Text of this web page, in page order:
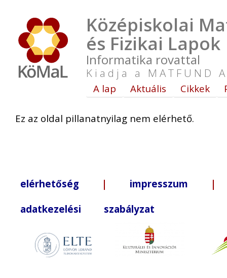
Középiskolai
és Fizikai Lapok
Informatika rovattal
Kiadja a MATFUND
A lap Aktuális Cikkek
Ez az oldal pillanatnyilag nem elérhető.
elérhetőség | impresszum |
adatkezelési szabályzat